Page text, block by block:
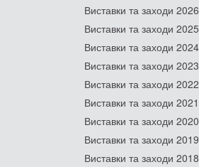
Виставки та заходи
Виставки та заходи
Виставки та заходи
Виставки та заходи
Виставки та заходи
Виставки та заходи
Виставки та заходи
Виставки та заходи
Виставки та заходи